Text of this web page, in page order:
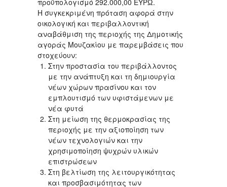
προϋπολογισμό 292.000,00 ΕΥΡΩ.
Η συγκεκριμένη πρόταση αφορά στην
οικολογική και περιβαλλοντική
αναβάθμιση της περιοχής της Δημοτικής
αγοράς Μουζακίου με παρεμβάσεις που
στοχεύουν:
Στην προστασία του περιβάλλοντος
με την ανάπτυξη και τη δημιουργία
νέων χώρων πρασίνου και τον
εμπλουτισμό των υφιστάμενων με
νέα φυτά
Στη μείωση της θερμοκρασίας της
περιοχής με την αξιοποίηση των
νέων τεχνολογιών και την
χρησιμοποίηση ψυχρών υλικών
επιστρώσεων
Στη βελτίωση της λειτουργικότητας
και προσβασιμότητας των